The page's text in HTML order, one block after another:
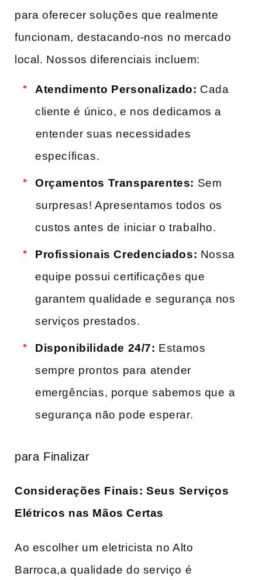
para oferecer soluções ‌que realmente
funcionam, destacando-nos ⁢no mercado
local. Nossos diferenciais incluem:
Atendimento Personalizado: ‍Cada‌
cliente​ é⁤ único, e nos dedicamos a
⁤entender suas necessidades
específicas.
Orçamentos Transparentes: Sem
⁤surpresas!​ Apresentamos todos os
custos antes de ⁢iniciar o trabalho.
Profissionais ​Credenciados: Nossa
equipe possui certificações que
garantem qualidade e segurança nos
serviços prestados.
Disponibilidade 24/7: Estamos
sempre prontos⁤ para atender
emergências, porque sabemos que⁣ a
segurança não ‍pode esperar.
para Finalizar
Considerações ‍Finais: Seus⁢ Serviços
Elétricos nas Mãos Certas
Ao escolher um ​eletricista no Alto‌
Barroca,a​ qualidade do serviço é‌